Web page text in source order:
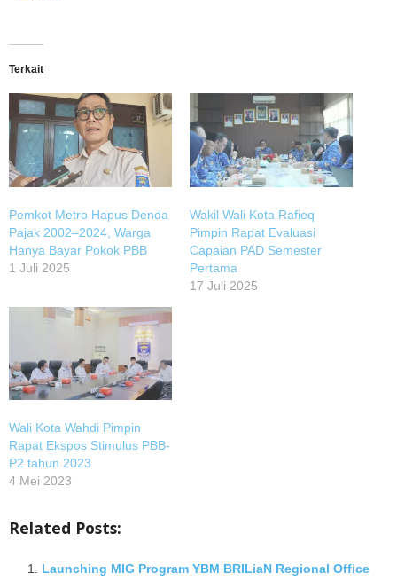
Terkait
Pemkot Metro Hapus Denda
Pajak 2002–2024, Warga
Hanya Bayar Pokok PBB
1 Juli 2025
Wakil Wali Kota Rafieq
Pimpin Rapat Evaluasi
Capaian PAD Semester
Pertama
17 Juli 2025
Wali Kota Wahdi Pimpin
Rapat Ekspos Stimulus PBB-
P2 tahun 2023
4 Mei 2023
Related Posts:
Launching MIG Program YBM BRILiaN Regional Office